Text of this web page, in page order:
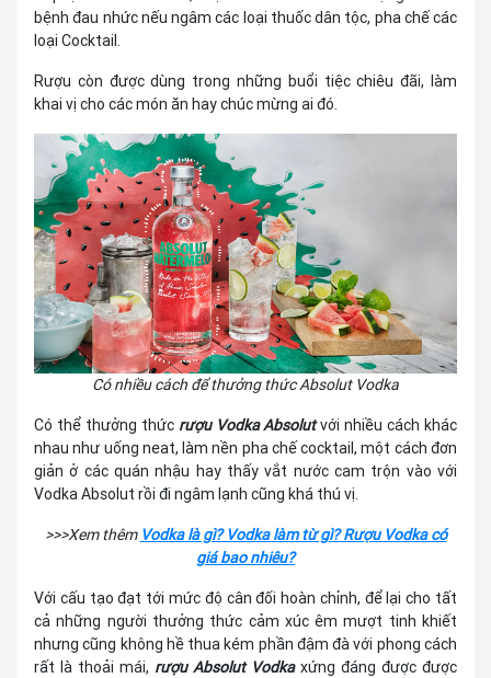
bệnh đau nhức nếu ngâm các loại thuốc dân tộc, pha chế các
loại Cocktail.
Rượu còn được dùng trong những buổi tiệc chiêu đãi, làm
khai vị cho các món ăn hay chúc mừng ai đó.
Có nhiều cách để thưởng thức Absolut Vodka
Có thể thưởng thức rượu Vodka Absolutvới nhiều cách khác
nhau như uống neat, làm nền pha chế cocktail, một cách đơn
giản ở các quán nhậu hay thấy vắt nước cam trộn vào với
Vodka Absolut rồi đi ngâm lạnh cũng khá thú vị.
>>>Xem thêm Vodka là gì? Vodka làm từ gì? Rượu Vodka có
giá bao nhiêu?
Với cấu tạo đạt tới mức độ cân đối hoàn chỉnh, để lại cho tất
cả những người thưởng thức cảm xúc êm mượt tinh khiết
nhưng cũng không hề thua kém phần đậm đà với phong cách
rất là thoải mái, rượu Absolut Vodka xứng đáng được được